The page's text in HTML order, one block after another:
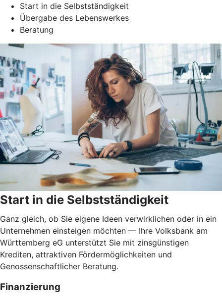
Start in die Selbstständigkeit
Übergabe des Lebenswerkes
Beratung
Start in die Selbstständigkeit
Ganz gleich, ob Sie eigene Ideen verwirklichen oder in ein
Unternehmen einsteigen möchten — Ihre Volksbank am
Württemberg eG unterstützt Sie mit zinsgünstigen
Krediten, attraktiven Fördermöglichkeiten und
Genossenschaftlicher Beratung.
Finanzierung